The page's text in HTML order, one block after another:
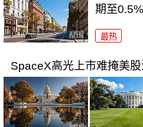
期至0.5%
最热
SpaceX高光上市难掩美